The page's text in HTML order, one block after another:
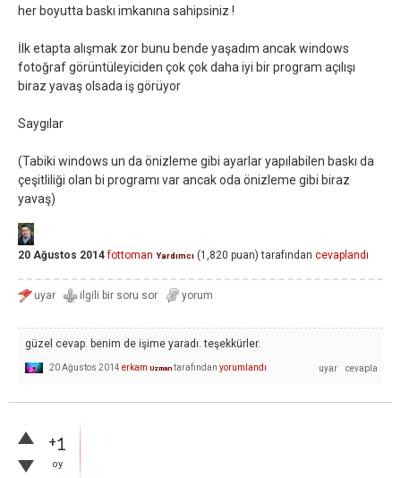
her boyutta baskı imkanına sahipsiniz !
İlk etapta alışmak zor bunu bende yaşadım ancak windows
fotoğraf görüntüleyiciden çok çok daha iyi bir program açılışı
biraz yavaş olsada iş görüyor
Saygılar
(Tabiki windows un da önizleme gibi ayarlar yapılabilen baskı da
çeşitliliği olan bi programı var ancak oda önizleme gibi biraz
yavaş)
20 Ağustos 2014 fottoman Yardımcı (1,820 puan) tarafından cevaplandı
güzel cevap. benim de işime yaradı. teşekkürler.
20 Ağustos 2014 erkam Uzman tarafından yorumlandı
+1
oy